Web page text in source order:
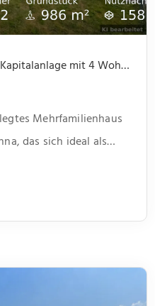
Neu im Angebot: Gepflegte Kapitalanlage mit 4 Wohnungen und 4 Garagen, ruhige Lage
Mehrfamilienhaus
das sich ideal als